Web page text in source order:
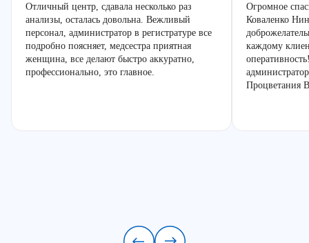
Отличный центр, сдавала несколько раз
анализы, осталась довольна. Вежливый
персонал, администратор в регистратуре все
подробно поясняет, медсестра приятная
женщина, все делают быстро аккуратно,
профессионально, это главное.
Огромное
Коваленко
каждому